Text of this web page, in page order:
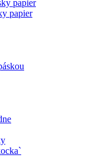
papier
papier